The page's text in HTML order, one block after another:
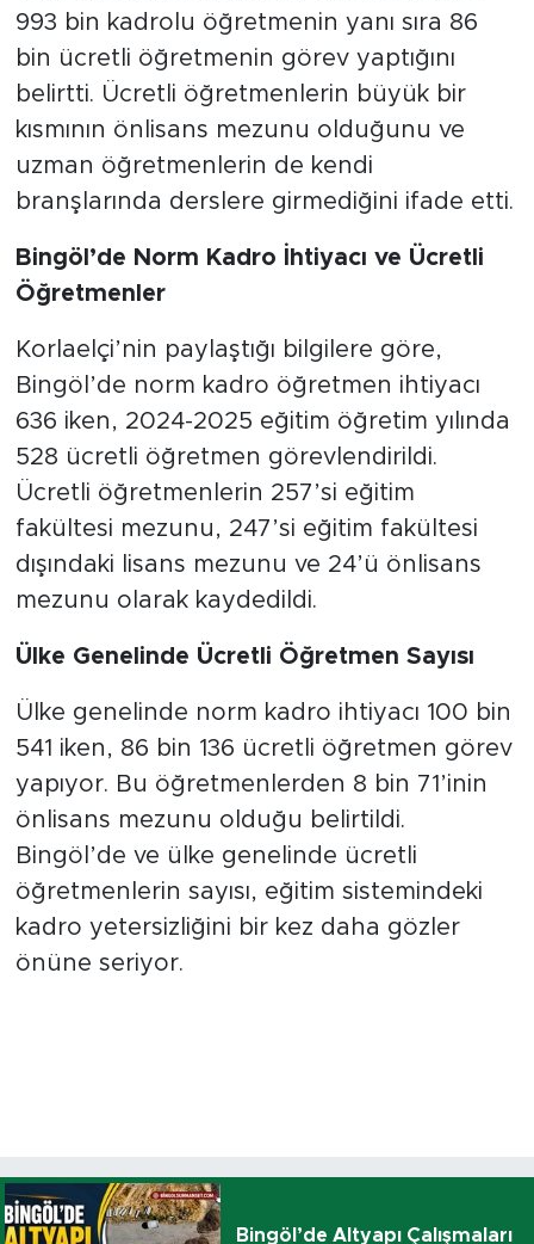
993 bin kadrolu öğretmenin yanı sıra 86
bin ücretli öğretmenin görev yaptığını
belirtti. Ücretli öğretmenlerin büyük bir
kısmının önlisans mezunu olduğunu ve
uzman öğretmenlerin de kendi
branşlarında derslere girmediğini ifade etti.
Bingöl’de Norm Kadro İhtiyacı ve Ücretli
Öğretmenler
Korlaelçi’nin paylaştığı bilgilere göre,
Bingöl’de norm kadro öğretmen ihtiyacı
636 iken, 2024-2025 eğitim öğretim yılında
528 ücretli öğretmen görevlendirildi.
Ücretli öğretmenlerin 257’si eğitim
fakültesi mezunu, 247’si eğitim fakültesi
dışındaki lisans mezunu ve 24’ü önlisans
mezunu olarak kaydedildi.
Ülke Genelinde Ücretli Öğretmen Sayısı
Ülke genelinde norm kadro ihtiyacı 100 bin
541 iken, 86 bin 136 ücretli öğretmen görev
yapıyor. Bu öğretmenlerden 8 bin 71’inin
önlisans mezunu olduğu belirtildi.
Bingöl’de ve ülke genelinde ücretli
öğretmenlerin sayısı, eğitim sistemindeki
kadro yetersizliğini bir kez daha gözler
önüne seriyor.
Bingöl’de Altyapı Çalışmaları